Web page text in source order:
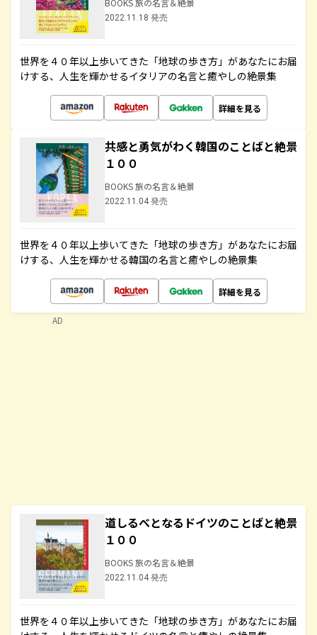
BOOKS 旅の名言＆絶景
2022.11.18 発売
世界を４０年以上歩いてきた「地球の歩き方」があなたにお届
けする、人生を輝かせるイタリアの名言と癒やしの絶景集
詳細を見る
共感と勇気がわく韓国のことばと絶景
１００
BOOKS 旅の名言＆絶景
2022.11.04 発売
世界を４０年以上歩いてきた「地球の歩き方」があなたにお届
けする、人生を輝かせる韓国の名言と癒やしの絶景集
詳細を見る
道しるべとなるドイツのことばと絶景
１００
BOOKS 旅の名言＆絶景
2022.11.04 発売
世界を４０年以上歩いてきた「地球の歩き方」があなたにお届
AD